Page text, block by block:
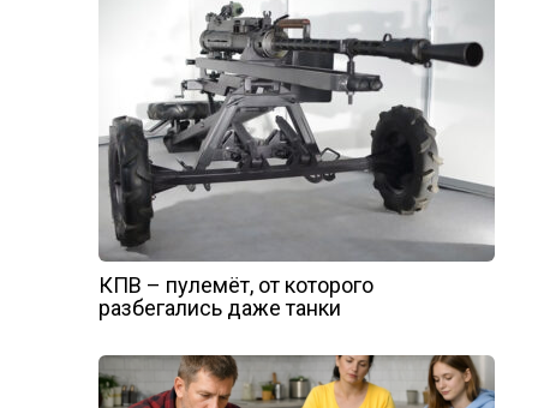
КПВ – пулемёт, от которого
разбегались даже танки